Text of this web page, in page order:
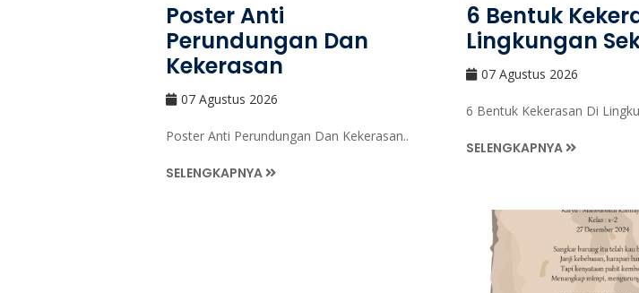
Poster Anti
Perundungan Dan
Kekerasan
07 Agustus 2026
Poster Anti Perundungan Dan Kekerasan..
SELENGKAPNYA
6 Bentuk
Lingkungan
07 Agustus 2026
6 Bentuk Kekerasan Di
SELENGKAPNYA